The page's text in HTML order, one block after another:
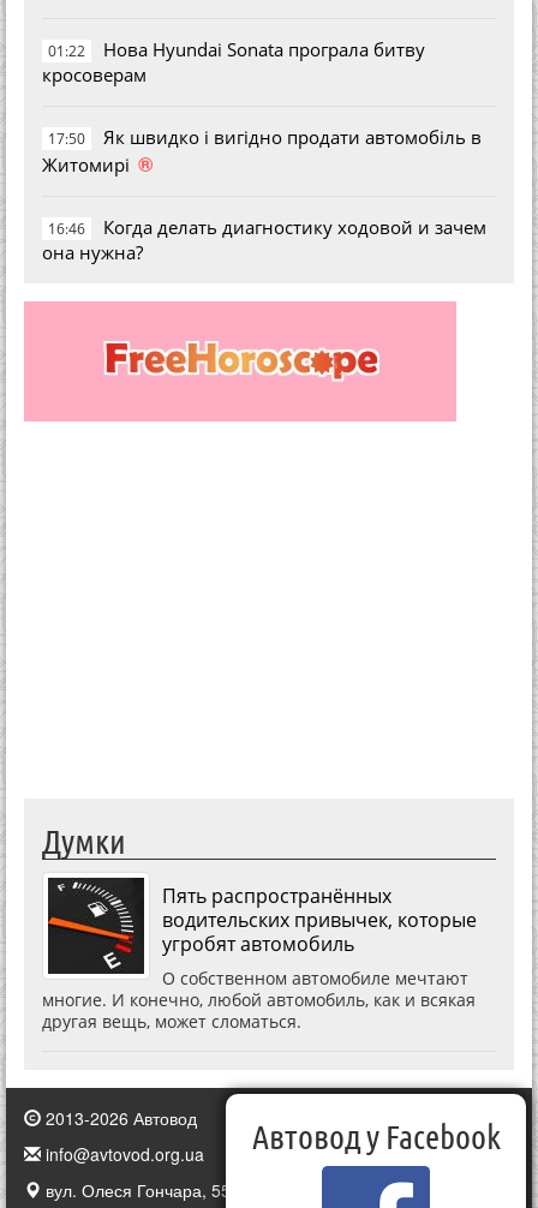
01:22
Нова Hyundai Sonata програла битву
кросоверам
17:50
Як швидко і вигідно продати автомобіль в
Житомирі ®
16:46
Когда делать диагностику ходовой и зачем
она нужна?
Думки
Пять распространённых
водительских привычек, которые
угробят автомобиль
О собственном автомобиле мечтают
многие. И конечно, любой автомобиль, как и всякая
другая вещь, может сломаться.
2013-2026 Автовод
info@avtovod.org.ua
вул. Олеся Гончара, 55, Київ, Україна
Автовод у Facebook